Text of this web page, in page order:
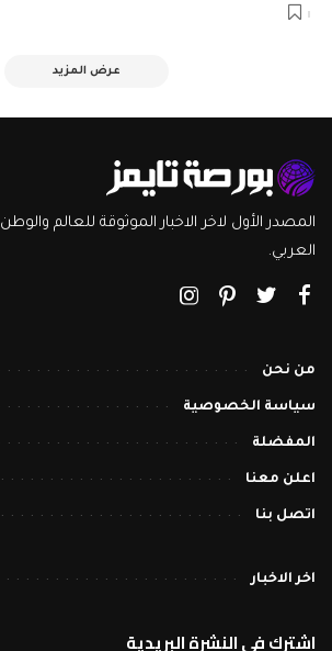
عرض المزيد
المصدر الأول لاخر الاخبار الموثوقة للعالم والوطن
العربي.
من نحن
سياسة الخصوصية
المفضلة
اعلن معنا
اتصل بنا
اخر الاخبار
اشترك في النشرة البريدية